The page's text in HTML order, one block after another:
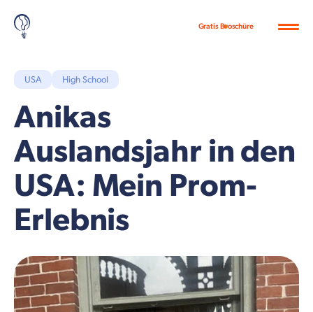
Gratis Broschüre
USA High School
Anikas
Auslandsjahr in den
USA: Mein Prom-
Erlebnis